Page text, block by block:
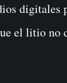
digitales
el litio no